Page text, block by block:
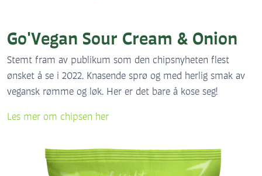
Go'Vegan Sour Cream & Onion
Stemt fram av publikum som den chipsnyheten flest
ønsket å se i 2022. Knasende sprø og med herlig smak av
vegansk rømme og løk. Her er det bare å kose seg!
Les mer om chipsen her